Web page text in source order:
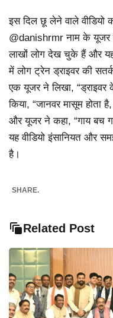
इस दिल छू लेने वाले वीडियो
@danishrmr नाम के यूजर
लाखों लोग देख चुके हैं और
में लोग ट्रेन ड्राइवर की
एक यूजर ने लिखा,
किया, “जानवर मासूम होता
और यूजर ने कहा, “गाय बच
यह वीडियो इंसानियत और
है।
SHARE.
Related Post